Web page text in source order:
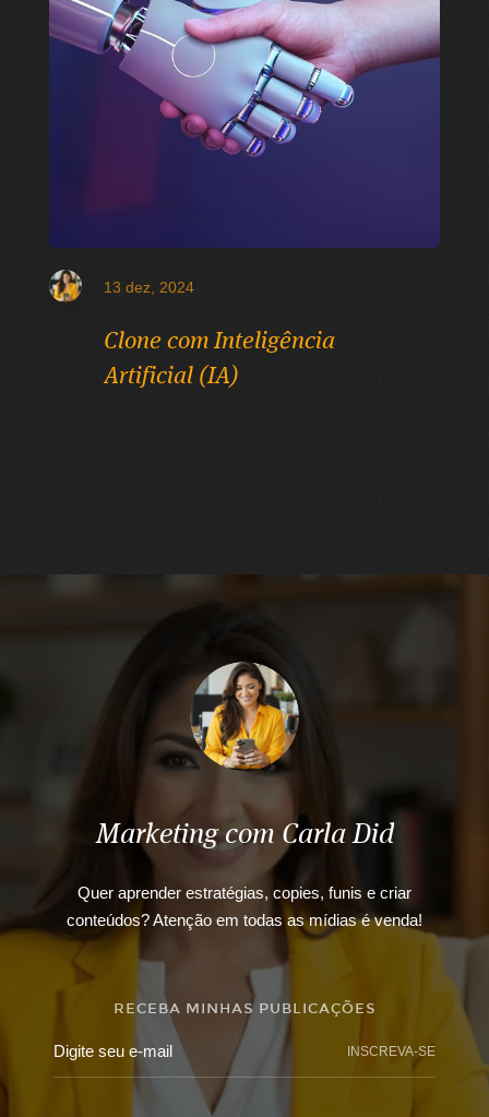
13 dez, 2024
Clone com Inteligência
Artificial (IA)
Marketing com Carla Did
Quer aprender estratégias, copies, funis e criar
conteúdos? Atenção em todas as mídias é venda!
RECEBA MINHAS PUBLICAÇÕES
INSCREVA-SE